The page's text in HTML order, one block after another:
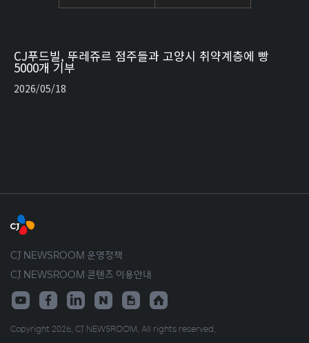
CJ푸드빌, 뚜레쥬르 점주들과 고양시 취약계층에 빵
5000개 기부
2026/05/18
CJ NEWSROOM 운영정책
CJ NEWSROOM 콘텐츠 이용안내
Copyright 2026. CJ NEWSROOM. All rights reserved.